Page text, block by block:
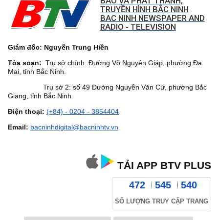
TRUYỀN HÌNH BẮC NINH
BAC NINH NEWSPAPER AND
RADIO - TELEVISION
Giám đốc: Nguyễn Trung Hiền
Tòa soạn: Trụ sở chính: Đường Võ Nguyên Giáp, phường Đa
Mai, tỉnh Bắc Ninh.
Trụ sở 2: số 49 Đường Nguyễn Văn Cừ, phường Bắc
Giang, tỉnh Bắc Ninh
Điện thoại: (+84) - 0204 - 3854404
Email: bacninhdigital@bacninhtv.vn
TẢI APP BTV PLUS
472 545 540
SỐ LƯỢNG TRUY CẬP TRANG